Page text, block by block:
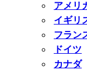
アメリ
イギリ
フラン
ドイツ
カナダ